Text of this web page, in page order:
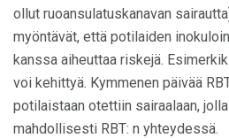
ollut ruoansulatuskanavan
myöntävät, että potilaiden
kanssa aiheuttaa riskejä.
voi kehittyä. Kymmenen päivää
potilaistaan ​​otettiin sairaalaan,
mahdollisesti RBT: n yhteydessä.